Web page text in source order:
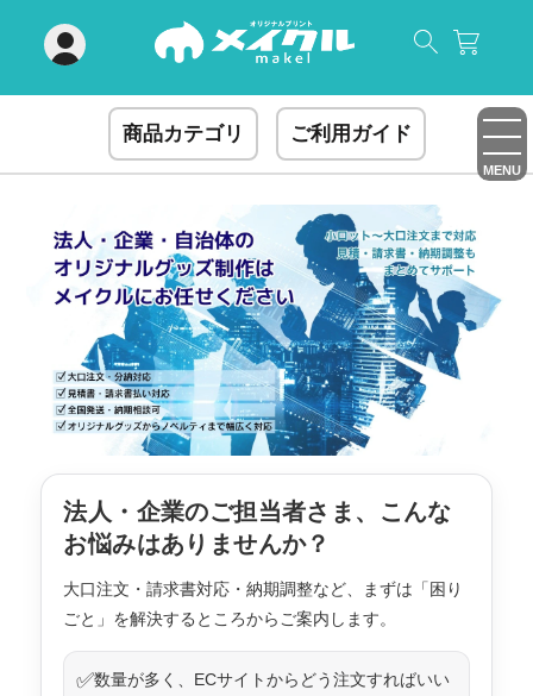
商品カテゴリ ご利用ガイド
MENU
法人・企業のご担当者さま、こんな
お悩みはありませんか？
大口注文・請求書対応・納期調整など、まずは「困り
ごと」を解決するところからご案内します。
✅数量が多く、ECサイトからどう注文すればいい